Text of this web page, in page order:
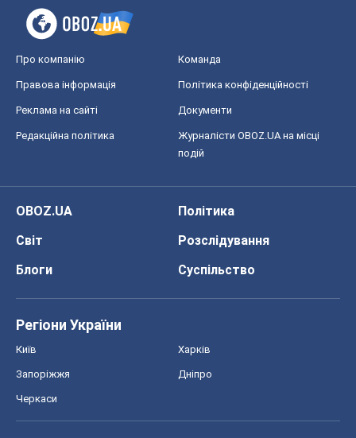
Про компанію Команда
Правова інформація Політика конфіденційності
Реклама на сайті Документи
Редакційна політика
Журналісти OBOZ.UA на місці
подій
OBOZ.UA
Політика
Світ
Розслідування
Блоги
Суспільство
Регіони України
Київ Харків
Запоріжжя Дніпро
Черкаси